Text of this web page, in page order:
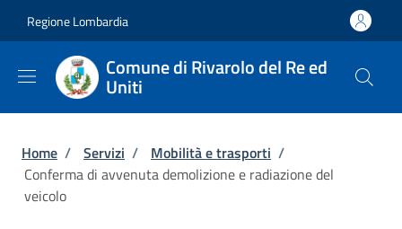
Regione Lombardia
Comune di Rivarolo del Re ed
Uniti
Briciole di pane
Home / Servizi / Mobilità e trasporti /
Conferma di avvenuta demolizione e radiazione del
veicolo